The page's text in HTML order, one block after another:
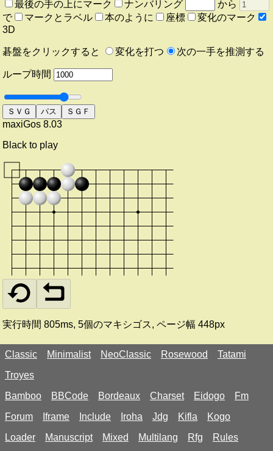
最後の手の上にマーク ナンバリング
から
で
マークとラベル 本のように 座標
変化のマーク
3D
碁盤をクリックすると 変化を打つ 次の一手を推測する
ループ時間
ＳＶＧ パス ＳＧＦ
maxiGos 8.03
Black to play
実行時間805ms,5個のマキシゴス, ページ幅448px
Classic Minimalist NeoClassic Rosewood
Tatami
Troyes
Bamboo
BBCode Bordeaux Charset Eidogo
Fm
Forum
Iframe Include Iroha Jdg Kifla
Kogo
Loader
Manuscript Mixed Multilang Rfg Rules